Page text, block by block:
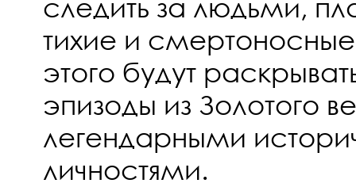
следить за людьми,
тихие и
этого будут
эпизоды из Золотого
легендарными
личностями.